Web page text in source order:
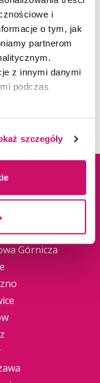
i
o tym, jak
partnerom
z innymi danymi
podczas
szczegóły
Górnicza